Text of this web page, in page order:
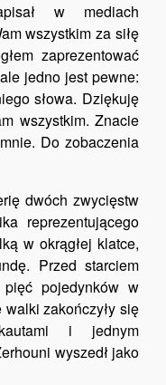
w mediach
wszystkim za siłę
zaprezentować
jedno jest pewne:
słowa. Dziękuję
wszystkim. Znacie
Do zobaczenia
dwóch zwycięstw
reprezentującego
w okrągłej klatce,
Przed starciem
pięć pojedynków w
zakończyły się
i jednym
wyszedł jako